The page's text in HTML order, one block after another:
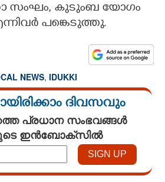
സംഘം, കുടുംബ യോഗം
പങ്കെടുത്തു.
NEWS, IDUKKI
ദിവസവും
പ്രധാന സംഭവങ്ങൾ
ഇൻബോക്സിൽ